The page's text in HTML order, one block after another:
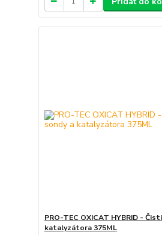
PRO-TEC OXICAT HYBRID -
katalyzátora 375ML